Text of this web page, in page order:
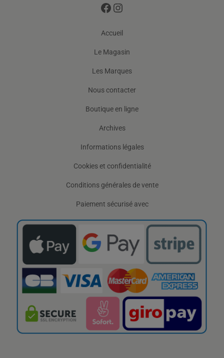
Accueil
Le Magasin
Les Marques
Nous contacter
Boutique en ligne
Archives
Informations légales
Cookies et confidentialité
Conditions générales de vente
Paiement sécurisé avec